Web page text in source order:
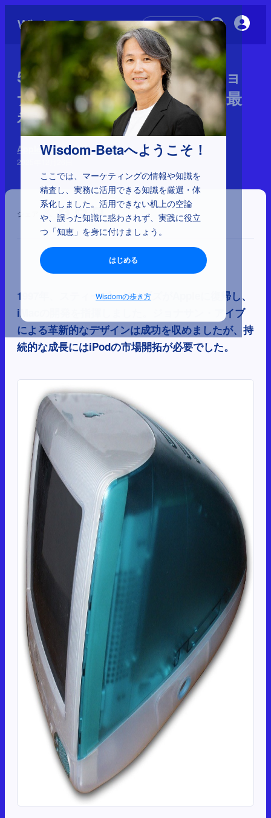
Wisdom-Betaへようこそ！
ここでは、マーケティングの情報や知識を
精査し、実務に活用できる知識を厳選・体
系化しました。活用できない机上の空論
や、誤った知識に惑わされず、実践に役立
つ「知恵」を身に付けましょう。
はじめる
Wisdomの歩き方
初めての方へ
5-1-22：iMac（1998年）：ジョ
ナサンアイブの登用と復帰後最
初の一手
Apple 神話の検証
2025年12月26日
シェア
1997年、スティーブ・ジョブズがAppleに復帰し、
iMacの開発を指揮しました。ジョナサン・アイブ
による革新的なデザインは成功を収めましたが、持
続的な成長にはiPodの市場開拓が必要でした。